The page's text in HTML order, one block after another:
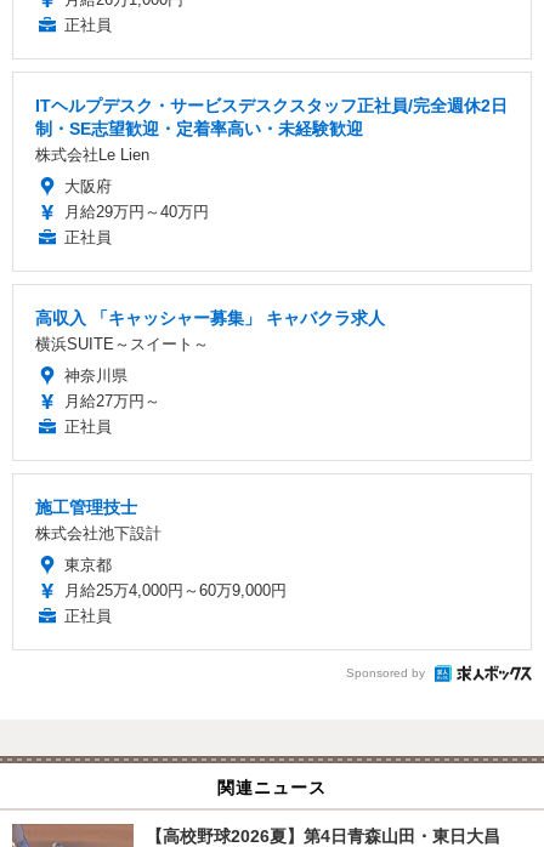
正社員
ITヘルプデスク・サービスデスクスタッフ正社員/完全週休2日
制・SE志望歓迎・定着率高い・未経験歓迎
株式会社Le Lien
大阪府
月給29万円～40万円
正社員
高収入 「キャッシャー募集」 キャバクラ求人
横浜SUITE～スイート～
神奈川県
月給27万円～
正社員
施工管理技士
株式会社池下設計
東京都
月給25万4,000円～60万9,000円
正社員
Sponsored by
関連ニュース
【高校野球2026夏】第4日青森山田・東日大昌